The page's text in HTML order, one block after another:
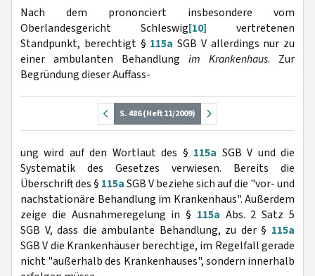
Nach dem prononciert insbesondere vom
Oberlandesgericht Schleswig[10] vertretenen
Standpunkt, berechtigt § 115a SGB V allerdings nur zu
einer ambulanten Behandlung im Krankenhaus. Zur
Begründung dieser Auffass-
S. 486 (Heft 11/2009)
ung wird auf den Wortlaut des § 115a SGB V und die
Systematik des Gesetzes verwiesen. Bereits die
Überschrift des § 115aSGB V beziehe sich auf die "vor- und
nachstationäre Behandlung im Krankenhaus". Außerdem
zeige die Ausnahmeregelung in § 115a Abs. 2 Satz 5
SGB V, dass die ambulante Behandlung, zu der § 115a
SGB V die Krankenhäuser berechtige, im Regelfall gerade
nicht "außerhalb des Krankenhauses", sondern innerhalb